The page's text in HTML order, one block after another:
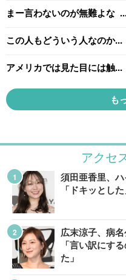
アクセ
須田亜香里、
「ドキッとし
広末涼子、病
「言い訳にす
た」